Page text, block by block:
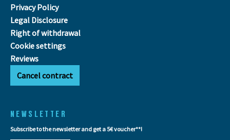
Privacy Policy
Legal Disclosure
Right of withdrawal
Cookie settings
Reviews
Cancel contract
NEWSLETTER
Subscribe to the newsletter and get a 5€ voucher**!